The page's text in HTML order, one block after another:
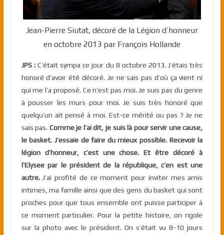
Jean-Pierre Siutat, décoré de la Légion d’honneur
en octobre 2013 par François Hollande
JPS :C’était sympa ce jour du 8 octobre 2013. J’étais très
honoré d’avoir été décoré. Je ne sais pas d’où ça vient ni
qui me l’a proposé. Ce n’est pas moi. Je suis pas du genre
à pousser les murs pour moi. Je suis très honoré que
quelqu’un ait pensé à moi. Est-ce mérité ou pas ? Je ne
sais pas. Comme je l’ai dit, je suis là pour servir une cause,
le basket. J’essaie de faire du mieux possible. Recevoir la
légion d’honneur, c’est une chose. Et être décoré à
l’Elysee par le président de la république, c’en est une
autre.J’ai profité de ce moment pour inviter mes amis
intimes, ma famille ainsi que des gens du basket qui sont
proches pour que tous ensemble ont puisse participer à
ce moment particulier. Pour la petite histoire, on rigole
sur la photo avec le président. On s’était vu 8-10 jours